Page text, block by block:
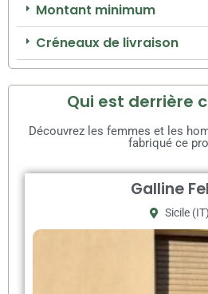
Montant minimum
Créneaux de livraison
Qui est derrière
Découvrez les femmes et les
fabriqué ce
Galline
Sicile (IT)